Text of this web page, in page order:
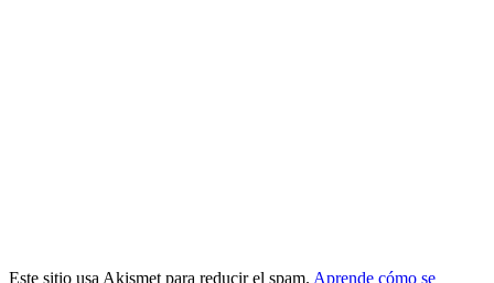
Este sitio usa Akismet para reducir el spam. Aprende cómo se